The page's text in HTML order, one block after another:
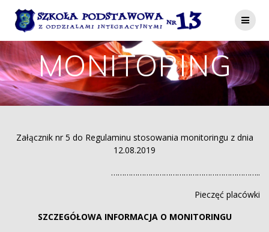
do
treści
MONITORING
Załącznik nr 5 do Regulaminu stosowania monitoringu z dnia
12.08.2019
…………………………………………………………..
Pieczęć placówki
SZCZEGÓŁOWA INFORMACJA O MONITORINGU